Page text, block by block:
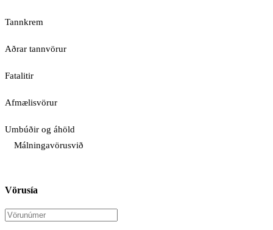
Tannkrem
Aðrar tannvörur
Fatalitir
Afmælisvörur
Umbúðir og áhöld
Málningavörusvið
Vörusía